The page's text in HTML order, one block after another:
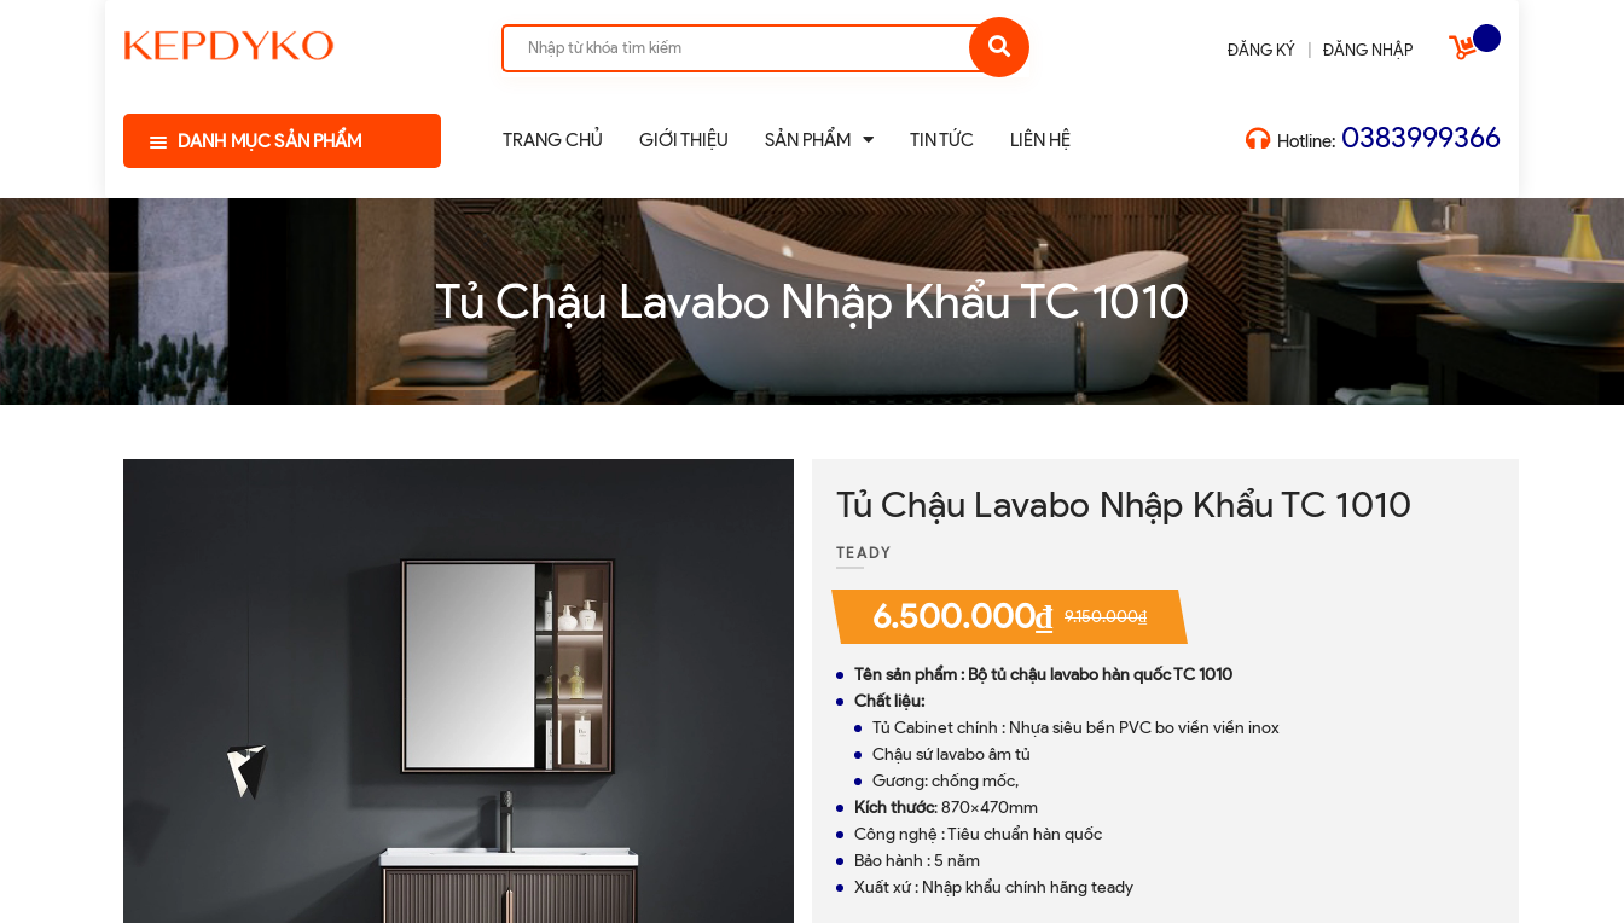
ĐĂNG KÝ ĐĂNG NHẬP
DANH MỤC SẢN PHẨM TRANG CHỦ GIỚI THIỆU SẢN PHẨM TIN TỨC LIÊN HỆ Hotline: 0383999366
Tủ Chậu Lavabo Nhập Khẩu TC 1010
Tủ Chậu Lavabo Nhập Khẩu TC 1010
TEADY
6.500.000₫ 9.150.000₫
Tên sản phẩm : Bộ tủ chậu lavabo hàn quốc TC 1010
Chất liệu:
Tủ Cabinet chính : Nhựa siêu bền PVC bo viền viền inox
Chậu sứ lavabo âm tủ
Gương: chống mốc,
Kích thước: 870x470mm
Công nghệ : Tiêu chuẩn hàn quốc
Bảo hành : 5 năm
Xuất xứ : Nhập khẩu chính hãng teady